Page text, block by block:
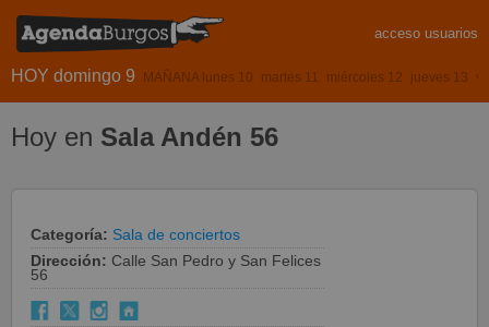
acceso usuarios
HOY domingo 9 MAÑANA lunes 10 martes 11 miércoles 12 jueves 13
Hoy en Sala Andén 56
Categoría: Sala de conciertos
Dirección: Calle San Pedro y San Felices
56